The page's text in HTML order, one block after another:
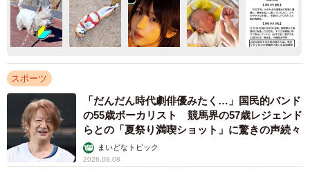
スポーツ
「だんだん時代劇俳優みたく…」国民的バンド
の55歳ボーカリスト 競馬界の57歳レジェンド
らとの「夏祭り満喫ショット」に驚きの声続々
まいどなトピック
2026.08.08